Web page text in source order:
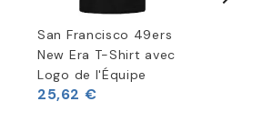
San Francisco 49ers
New Era T-Shirt avec
Logo de l'Équipe
25,62 €